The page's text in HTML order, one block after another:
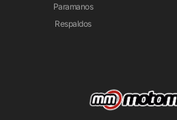
Paramanos
Respaldos